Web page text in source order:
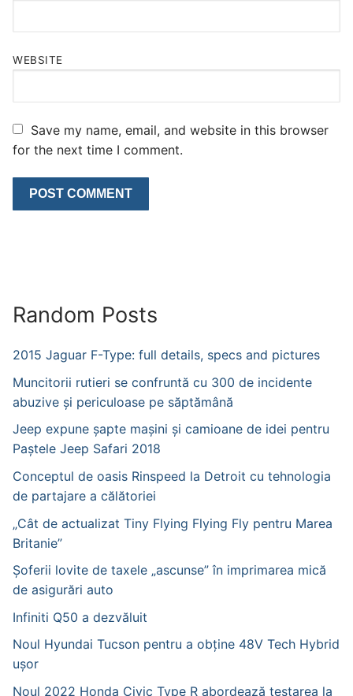
WEBSITE
Save my name, email, and website in this browser
for the next time I comment.
Random Posts
2015 Jaguar F-Type: full details, specs and pictures
Muncitorii rutieri se confruntă cu 300 de incidente
abuzive și periculoase pe săptămână
Jeep expune șapte mașini și camioane de idei pentru
Paștele Jeep Safari 2018
Conceptul de oasis Rinspeed la Detroit cu tehnologia
de partajare a călătoriei
„Cât de actualizat Tiny Flying Flying Fly pentru Marea
Britanie”
Șoferii lovite de taxele „ascunse” în imprimarea mică
de asigurări auto
Infiniti Q50 a dezvăluit
Noul Hyundai Tucson pentru a obține 48V Tech Hybrid
ușor
Noul 2022 Honda Civic Type R abordează testarea la